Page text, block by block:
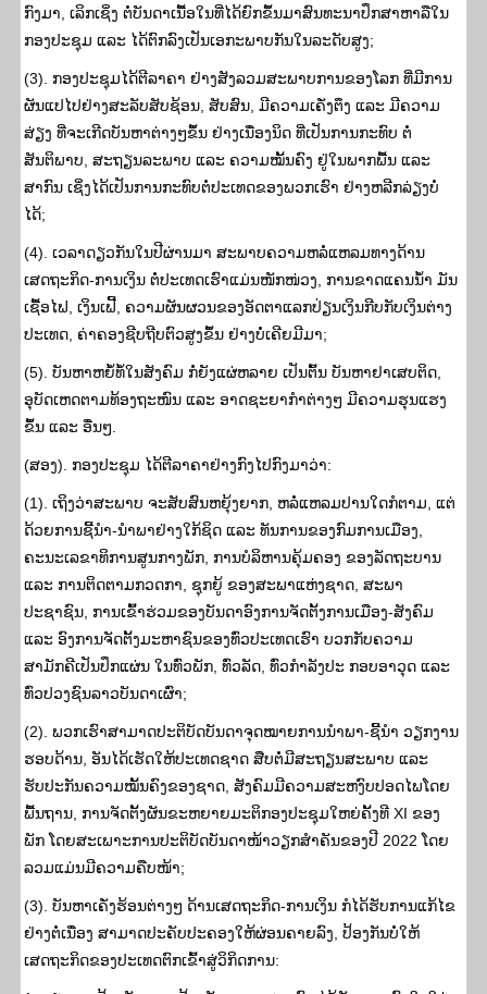
ກົງມາ, ເລິກເຊິ່ງ ຕໍ່ບັນດາເນື້ອໃນທີ່ໄດ້ຍົກຂຶ້ນມາສົນທະນາປຶກສາຫາລືໃນ
ກອງປະຊຸມ ແລະ ໄດ້ຕົກລົງເປັນເອກະພາບກັນໃນລະດັບສູງ;
(3). ກອງປະຊຸມໄດ້ຕີລາຄາ ຢ່າງສັງລວມສະພາບການຂອງໂລກ ທີ່ມີການ
ຜັນແປໄປຢ່າງສະລັບສັບຊ້ອນ, ສັບສົນ, ມີຄວາມເຄັ່ງຕຶງ ແລະ ມີຄວາມ
ສ່ຽງ ທີ່ຈະເກີດບັນຫາຕ່າງໆຂຶ້ນ ຢ່າງເນື່ອງນິດ ທີ່ເປັນການກະທົບ ຕໍ່
ສັນຕິພາບ, ສະຖຽນລະພາບ ແລະ ຄວາມໝັ້ນຄົງ ຢູ່ໃນພາກພື້ນ ແລະ
ສາກົນ ເຊິ່ງໄດ້ເປັນການກະທົບຕໍ່ປະເທດຂອງພວກເຮົາ ຢ່າງຫລີກລ່ຽງບໍ່
ໄດ້;
(4). ເວລາດຽວກັນໃນປີຜ່ານມາ ສະພາບຄວາມຫລໍ່ແຫລມທາງດ້ານ
ເສດຖະກິດ-ການເງິນ ຕໍ່ປະເທດເຮົາແມ່ນໜັກໜ່ວງ, ການຂາດແຄນນ້ຳ ມັນ
ເຊື້ອໄຟ, ເງິນເຟີ້, ຄວາມຜັນຜວນຂອງອັດຕາແລກປ່ຽນເງິນກີບກັບເງິນຕ່າງ
ປະເທດ, ຄ່າຄອງຊີບຖີບຕົວສູງຂຶ້ນ ຢ່າງບໍ່ເຄີຍມີມາ;
(5). ບັນຫາຫຍໍ້ທໍ້ໃນສັງຄົມ ກໍ່ຍັງແຜ່ຫລາຍ ເປັນຕົ້ນ ບັນຫາຢາເສບຕິດ,
ອຸບັດເຫດຕາມທ້ອງຖະໜົນ ແລະ ອາດຊະຍາກຳຕ່າງໆ ມີຄວາມຮຸນແຮງ
ຂຶ້ນ ແລະ ອື່ນໆ.
(ສອງ). ກອງປະຊຸມ ໄດ້ຕີລາຄາຢ່າງກົງໄປກົງມາວ່າ:
(1). ເຖິງວ່າສະພາບ ຈະສັບສົນຫຍຸ້ງຍາກ, ຫລໍ່ແຫລມປານໃດກໍຕາມ, ແຕ່
ດ້ວຍການຊີ້ນໍາ-ນໍາພາຢ່າງໃກ້ຊິດ ແລະ ທັນການຂອງກົມການເມືອງ,
ຄະນະເລຂາທິການສູນກາງພັກ, ການບໍລິຫານຄຸ້ມຄອງ ຂອງລັດຖະບານ
ແລະ ການຕິດຕາມກວດກາ, ຊຸກຍູ້ ຂອງສະພາແຫ່ງຊາດ, ສະພາ
ປະຊາຊົນ, ການເຂົ້າຮ່ວມຂອງບັນດາອົງການຈັດຕັ້ງການເມືອງ-ສັງຄົມ
ແລະ ອົງການຈັດຕັ້ງມະຫາຊົນຂອງທົ່ວປະເທດເຮົາ ບວກກັບຄວາມ
ສາມັກຄີເປັນປຶກແຜ່ນ ໃນທົ່ວພັກ, ທົ່ວລັດ, ທົ່ວກໍາລັງປະ ກອບອາວຸດ ແລະ
ທົ່ວປວງຊົນລາວບັນດາເຜົ່າ;
(2). ພວກເຮົາສາມາດປະຕິບັດບັນດາຈຸດໝາຍການນໍາພາ-ຊີ້ນໍາ ວຽກງານ
ຮອບດ້ານ, ອັນໄດ້ເຮັດໃຫ້ປະເທດຊາດ ສືບຕໍ່ມີສະຖຽນສະພາບ ແລະ
ຮັບປະກັນຄວາມໝັ້ນຄົງຂອງຊາດ, ສັງຄົມມີຄວາມສະຫງົບປອດໄພໂດຍ
ພື້ນຖານ, ການຈັດຕັ້ງຜັນຂະຫຍາຍມະຕິກອງປະຊຸມໃຫຍ່ຄັ້ງທີ XI ຂອງ
ພັກ ໂດຍສະເພາະການປະຕິບັດບັນດາໜ້າວຽກສຳຄັນຂອງປີ 2022 ໂດຍ
ລວມແມ່ນມີຄວາມຄືບໜ້າ;
(3). ບັນຫາເຄັ່ງຮ້ອນຕ່າງໆ ດ້ານເສດຖະກິດ-ການເງິນ ກໍໄດ້ຮັບການແກ້ໄຂ
ຢ່າງຕໍ່ເນື່ອງ ສາມາດປະຄັບປະຄອງໃຫ້ຜ່ອນຄາຍລົງ, ປ້ອງກັນບໍ່ໃຫ້
ເສດຖະກິດຂອງປະເທດຕົກເຂົ້າສູ່ວິກິດການ: